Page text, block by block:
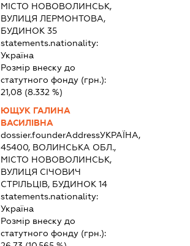
МІСТО НОВОВОЛИНСЬК,
ВУЛИЦЯ ЛЕРМОНТОВА,
БУДИНОК 35
statements.nationality:
Україна
Розмір внеску до
статутного фонду (грн.):
21,08(8.332 %)
ЮЩУК ГАЛИНА
ВАСИЛІВНА
dossier.founderAddressУКРАЇНА,
45400, ВОЛИНСЬКА ОБЛ.,
МІСТО НОВОВОЛИНСЬК,
ВУЛИЦЯ СІЧОВИЧ
СТРІЛЬЦІВ, БУДИНОК 14
statements.nationality:
Україна
Розмір внеску до
статутного фонду (грн.):